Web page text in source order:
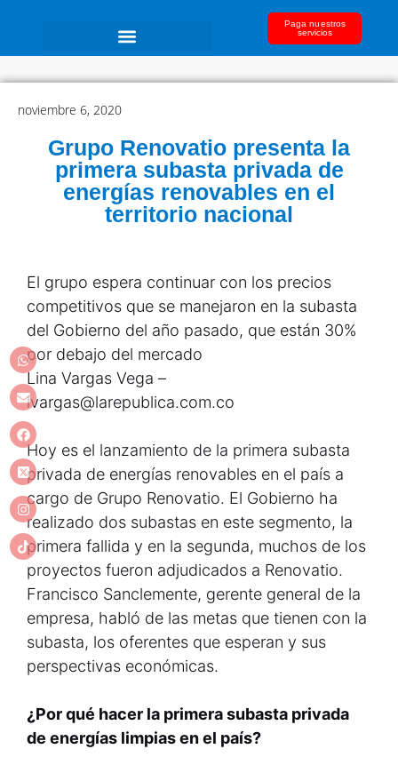
Paga nuestros
servicios
noviembre 6, 2020
Grupo Renovatio presenta la
primera subasta privada de
energías renovables en el
territorio nacional
El grupo espera continuar con los precios
competitivos que se manejaron en la subasta
del Gobierno del año pasado, que están 30%
por debajo del mercado
Lina Vargas Vega –
lvargas@larepublica.com.co
Hoy es el lanzamiento de la primera subasta
privada de energías renovables en el país a
cargo de Grupo Renovatio. El Gobierno ha
realizado dos subastas en este segmento, la
primera fallida y en la segunda, muchos de los
proyectos fueron adjudicados a Renovatio.
Francisco Sanclemente, gerente general de la
empresa, habló de las metas que tienen con la
subasta, los oferentes que esperan y sus
perspectivas económicas.
¿Por qué hacer la primera subasta privada
de energías limpias en el país?